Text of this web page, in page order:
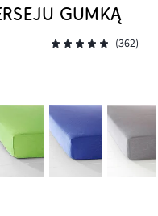
GUMKĄ
(362)